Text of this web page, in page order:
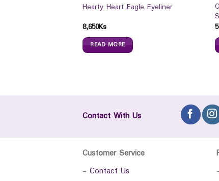
Hearty Heart Eagle Eyeliner
8,650Ks
READ MORE
Contact With Us
Customer Service
- Contact Us